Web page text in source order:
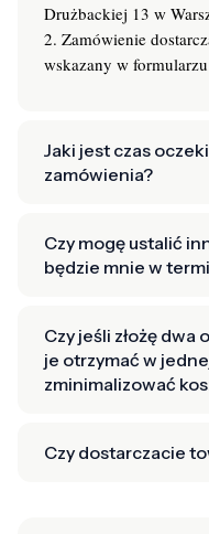
Drużbackiej 13 w
2. Zamówienie
wskazany w
Jaki jest czas
zamówienia?
Czy mogę ustalić
będzie mnie w
Czy jeśli złożę
je otrzymać w
zminimalizować
Czy dostarczacie